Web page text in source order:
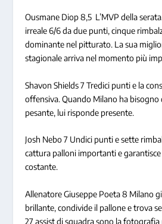
Ousmane Diop 8,5 L’MVP della
irreale 6/6 da due punti, cinque
dominante nel pitturato. La sua
stagionale arriva nel momento più
Shavon Shields 7Tredici punti e la
offensiva. Quando Milano ha bisogno
pesante, lui risponde presente.
Josh Nebo 7 Undici punti e sette
cattura palloni importanti e garantisce
costante.
Allenatore Giuseppe Poeta 8 Milano
brillante, condivide il pallone e trova
27 assist di squadra sono la